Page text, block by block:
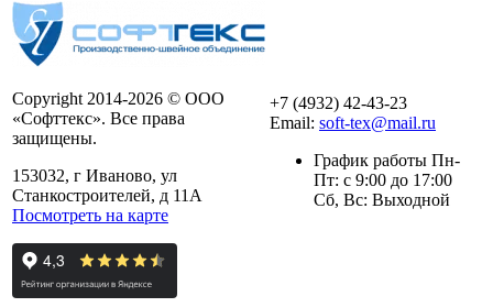
Copyright 2014-2026 © ООО
«Софттекс». Все права
защищены.
153032, г Иваново, ул
Станкостроителей, д 11А
Посмотреть на карте
+7 (4932) 42-43-23
Email: soft-tex@mail.ru
График работы Пн-
Пт: с 9:00 до 17:00
Сб, Вс: Выходной